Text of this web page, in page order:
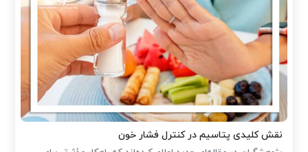
نقش کلیدی پتاسیم در کنترل فشار خون